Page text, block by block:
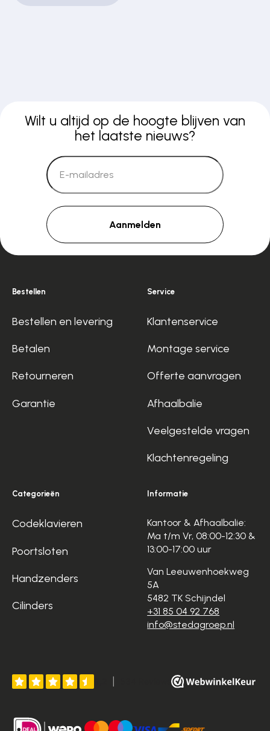
Wilt u altijd op de hoogte blijven van
het laatste nieuws?
Aanmelden
Bestellen
Bestellen en levering
Betalen
Retourneren
Garantie
Service
Klantenservice
Montage service
Offerte aanvragen
Afhaalbalie
Veelgestelde vragen
Klachtenregeling
Categorieën
Codeklavieren
Poortsloten
Handzenders
Cilinders
Informatie
Kantoor & Afhaalbalie:
Ma t/m Vr, 08:00-12:30 &
13:00-17:00 uur
Van Leeuwenhoekweg
5A
5482 TK Schijndel
+31 85 04 92 768
info@stedagroep.nl